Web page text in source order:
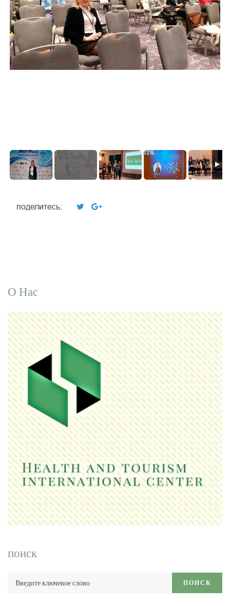
поделитесь:
О Нас
поиск
Введите
ключевое
ПОИСК